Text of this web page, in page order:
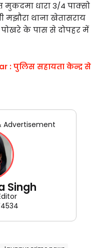
मुकदमा धारा 3/4 पाक्सो
मझौरा थाना खेतासराय
पोखरे के पास से दोपहर में
: पुलिस सहायता केन्द्र से
Advertisement
Singh